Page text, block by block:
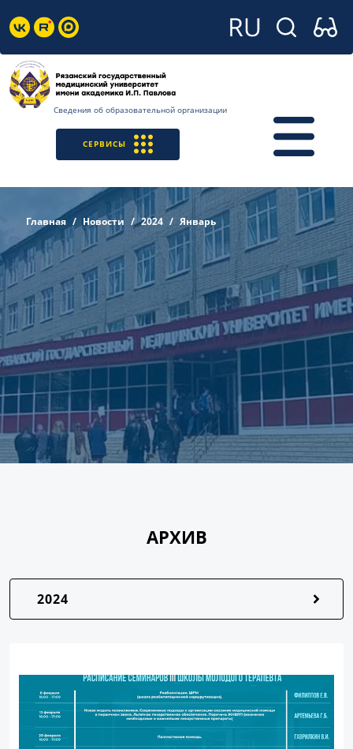
Сведения об образовательной организации
СЕРВИСЫ
Главная Новости 2024 Январь
АРХИВ
2024